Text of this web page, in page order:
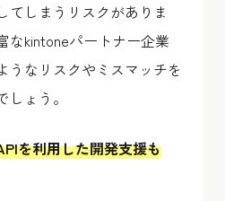
てしまうリスクがありま
なkintoneパートナー企業
うなリスクやミスマッチを
ょう。
を利用した開発支援も